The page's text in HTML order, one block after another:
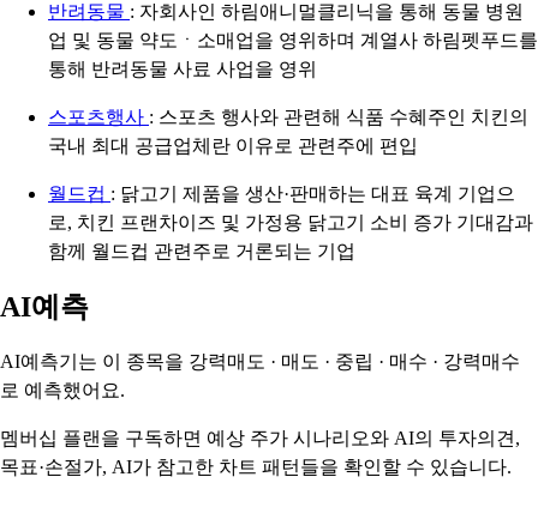
반려동물 : 자회사인 하림애니멀클리닉을 통해 동물 병원
업 및 동물 약도ㆍ소매업을 영위하며 계열사 하림펫푸드를
통해 반려동물 사료 사업을 영위
스포츠행사 : 스포츠 행사와 관련해 식품 수혜주인 치킨의
국내 최대 공급업체란 이유로 관련주에 편입
월드컵 : 닭고기 제품을 생산·판매하는 대표 육계 기업으
로, 치킨 프랜차이즈 및 가정용 닭고기 소비 증가 기대감과
함께 월드컵 관련주로 거론되는 기업
AI예측
AI예측기는 이 종목을 강력매도 · 매도 · 중립 · 매수 · 강력매수
로 예측했어요.
멤버십 플랜을 구독하면 예상 주가 시나리오와 AI의 투자의견,
목표·손절가, AI가 참고한 차트 패턴들을 확인할 수 있습니다.